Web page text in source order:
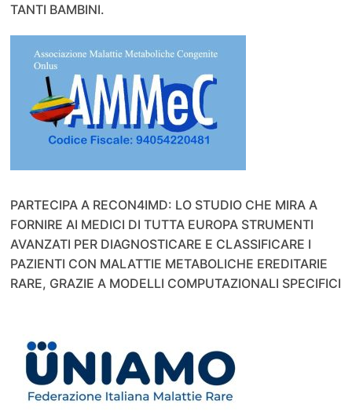
TANTI BAMBINI.
PARTECIPA A RECON4IMD: LO STUDIO CHE MIRA A
FORNIRE AI MEDICI DI TUTTA EUROPA STRUMENTI
AVANZATI PER DIAGNOSTICARE E CLASSIFICARE I
PAZIENTI CON MALATTIE METABOLICHE EREDITARIE
RARE, GRAZIE A MODELLI COMPUTAZIONALI SPECIFICI